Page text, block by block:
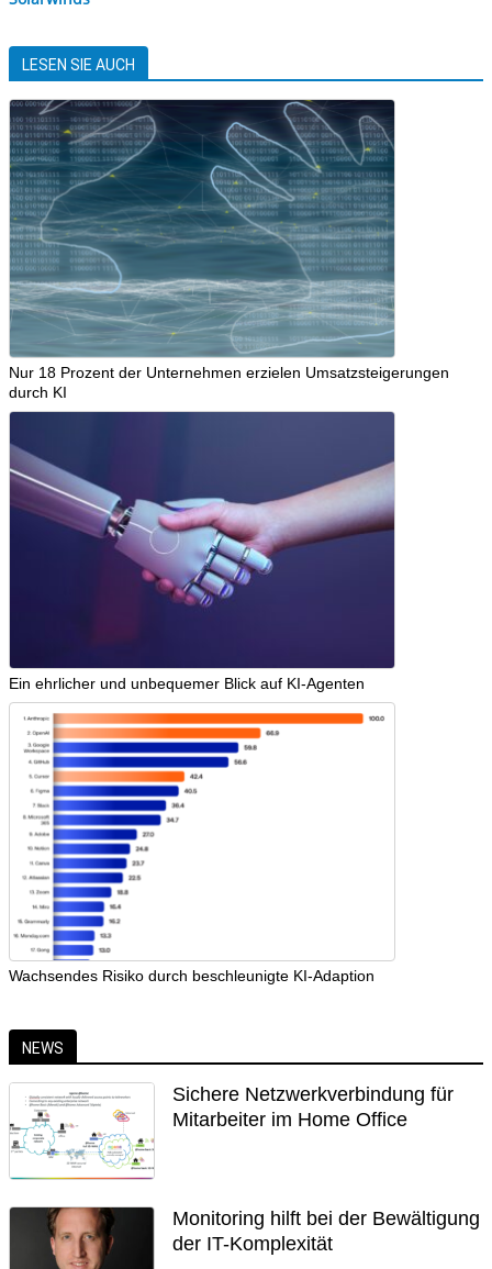
LESEN SIE AUCH
Nur 18 Prozent der Unternehmen erzielen Umsatzsteigerungen
durch KI
Ein ehrlicher und unbequemer Blick auf KI-Agenten
Wachsendes Risiko durch beschleunigte KI-Adaption
NEWS
Sichere Netzwerkverbindung für
Mitarbeiter im Home Office
Monitoring hilft bei der Bewältigung
der IT-Komplexität